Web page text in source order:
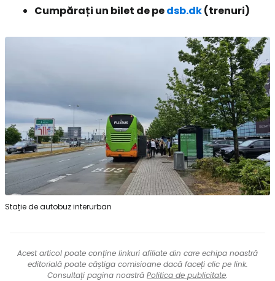
Cumpărați un bilet de pedsb.dk(trenuri)
Stație de autobuz interurban
Acest articol poate conține linkuri afiliate din care echipa noastră
editorială poate câștiga comisioane dacă faceți clic pe link.
Consultați pagina noastră Politica de publicitate.